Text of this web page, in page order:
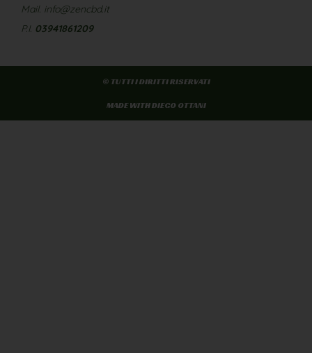
Mail. info@zencbd.it
P.I. 03941861209
© TUTTI I DIRITTI RISERVATI
MADE WITH DIEGO OTTANI